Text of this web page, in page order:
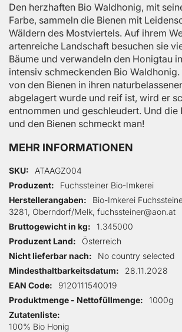
Den herzhaften Bio Waldhonig, mit
Farbe, sammeln die Bienen mit
Wäldern des Mostviertels. Auf ihrem
artenreiche Landschaft besuchen sie
Bäume und verwandeln den Honigtau
intensiv schmeckenden Bio
von den Bienen in ihren
abgelagert wurde und reif ist, wird er
entnommen und geschleudert. Und die
und den Bienen schmeckt man!
MEHR INFORMATIONEN
Mehr Informationen
SKU
ATAAGZ004
Produzent
Fuchssteiner Bio-Imkerei
Herstellerangaben
Bio-Imkerei
3281, Oberndorf/Melk, fuchssteiner@aon.at
Bruttogewicht in kg
1.345000
Produzent Land
Österreich
Nicht lieferbar nach
No country selected
Mindesthaltbarkeitsdatum
28.11.2028
EAN Code
9120111540019
Produktmenge - Nettofüllmenge
1000g
Zutatenliste
100% Bio Honig